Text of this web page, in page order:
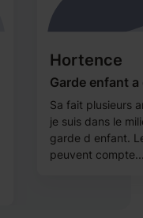
Hortence
Garde enfant
Sa fait plusieurs
je suis dans le
garde d enfant.
peuvent